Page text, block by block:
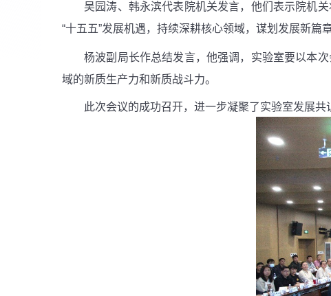
吴园涛、韩永滨代表院机关发言，他们表示院机
“十五五”发展机遇，持续深耕核心领域，谋划发展新篇章
杨波副局长作总结发言，他强调，实验室要以本
域的新质生产力和新质战斗力。
此次会议的成功召开，进一步凝聚了实验室发展共